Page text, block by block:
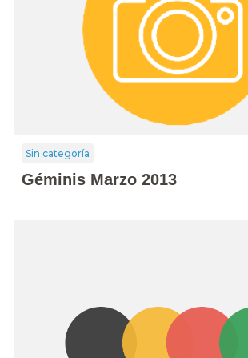
Sin categoría
Géminis Marzo 2013